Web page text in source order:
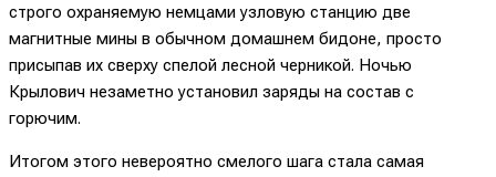
строго охраняемую немцами узловую станцию две
магнитные мины в обычном домашнем бидоне, просто
присыпав их сверху спелой лесной черникой. Ночью
Крылович незаметно установил заряды на состав с
горючим.
Итогом этого невероятно смелого шага стала самая